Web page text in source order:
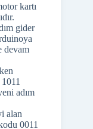
kartı
gider
devam
adım
alan
0011